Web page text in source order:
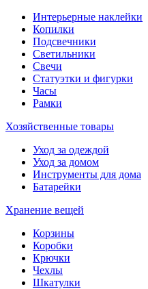
Интерьерные наклейки
Копилки
Подсвечники
Светильники
Свечи
Статуэтки и фигурки
Часы
Рамки
Хозяйственные товары
Уход за одеждой
Уход за домом
Инструменты для дома
Батарейки
Хранение вещей
Корзины
Коробки
Крючки
Чехлы
Шкатулки